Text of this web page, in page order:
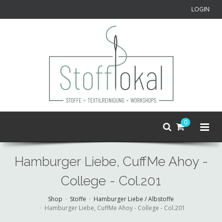
LOGIN
0
Hamburger Liebe, CuffMe Ahoy -
College - Col.201
Shop Stoffe
Hamburger Liebe / Albstoffe
Hamburger Liebe, CuffMe Ahoy - College - Col.201